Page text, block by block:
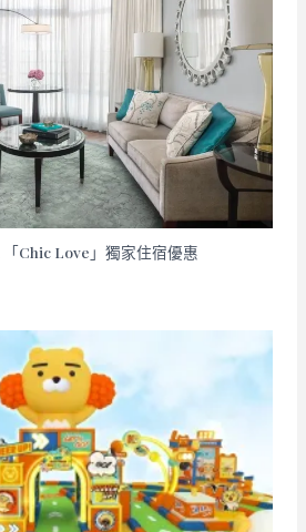
Chic Love」獨家住宿優惠